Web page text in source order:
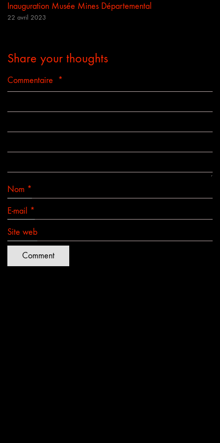
Inauguration Musée Mines Départemental
22 avril 2023
Share your thoughts
Commentaire *
Nom *
E-mail *
Site web